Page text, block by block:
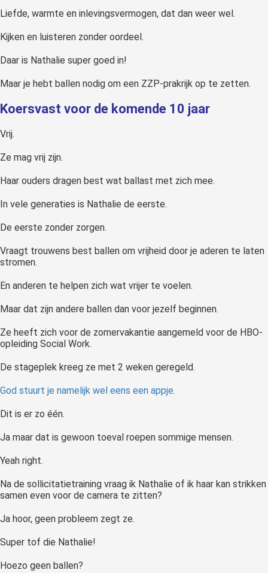
Liefde, warmte en inlevingsvermogen, dat dan weer wel.
Kijken en luisteren zonder oordeel.
Daar is Nathalie super goed in!
Maar je hebt ballen nodig om een ZZP-prakrijk op te zetten.
Koersvast voor de komende 10 jaar
Vrij.
Ze mag vrij zijn.
Haar ouders dragen best wat ballast met zich mee.
In vele generaties is Nathalie de eerste.
De eerste zonder zorgen.
Vraagt trouwens best ballen om vrijheid door je aderen te laten
stromen.
En anderen te helpen zich wat vrijer te voelen.
Maar dat zijn andere ballen dan voor jezelf beginnen.
Ze heeft zich voor de zomervakantie aangemeld voor de HBO-
opleiding Social Work.
De stageplek kreeg ze met 2 weken geregeld.
God stuurt je namelijk wel eens een appje.
Dit is er zo één.
Ja maar dat is gewoon toeval roepen sommige mensen.
Yeah right.
Na de sollicitatietraining vraag ik Nathalie of ik haar kan strikken
samen even voor de camera te zitten?
Ja hoor, geen probleem zegt ze.
Super tof die Nathalie!
Hoezo geen ballen?